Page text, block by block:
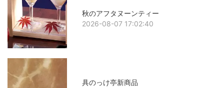
秋のアフタヌーンティー
2026-08-07 17:02:40
具のっけ亭新商品